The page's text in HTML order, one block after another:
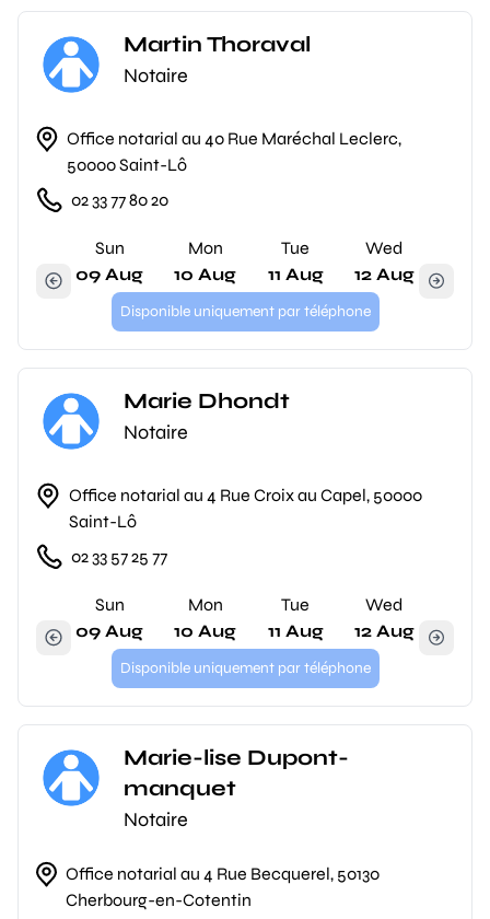
Martin Thoraval
Notaire
Office notarial au 40 Rue Maréchal Leclerc,
50000 Saint-Lô
02 33 77 80 20
Sun
09 Aug
Mon
10 Aug
Tue
11 Aug
Wed
12 Aug
Disponible uniquement par téléphone
Marie Dhondt
Notaire
Office notarial au 4 Rue Croix au Capel, 50000
Saint-Lô
02 33 57 25 77
Sun
09 Aug
Mon
10 Aug
Tue
11 Aug
Wed
12 Aug
Disponible uniquement par téléphone
Marie-lise Dupont-
manquet
Notaire
Office notarial au 4 Rue Becquerel, 50130
Cherbourg-en-Cotentin